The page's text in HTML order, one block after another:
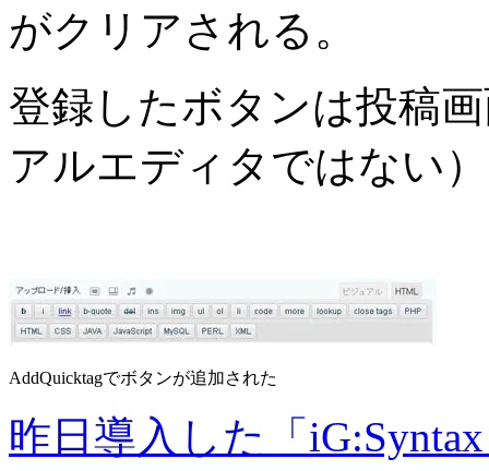
がクリアされる。
登録したボタンは投稿
アルエディタではない
AddQuicktagでボタンが追加された
昨日導入した「